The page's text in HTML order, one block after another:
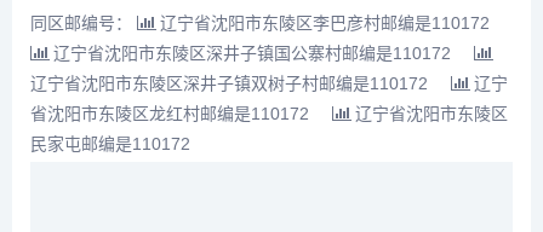
同区邮编号：
辽宁省沈阳市东陵区李巴彦村邮编是110172
辽宁省沈阳市东陵区深井子镇国公寨村邮编是110172
辽宁省沈阳市东陵区深井子镇双树子村邮编是110172
辽宁
省沈阳市东陵区龙红村邮编是110172
辽宁省沈阳市东陵区
民家屯邮编是110172